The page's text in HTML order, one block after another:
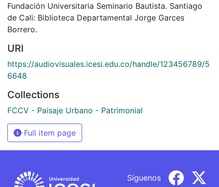
Fundación Universitaria Seminario Bautista. Santiago
de Cali: Biblioteca Departamental Jorge Garces
Borrero.
URI
https://audiovisuales.icesi.edu.co/handle/123456789/5
6648
Collections
FCCV - Paisaje Urbano - Patrimonial
Full item page
Síguenos